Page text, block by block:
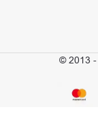
© 2013